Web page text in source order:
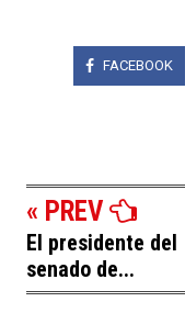
FACEBOOK
« PREV
El presidente del
senado de...